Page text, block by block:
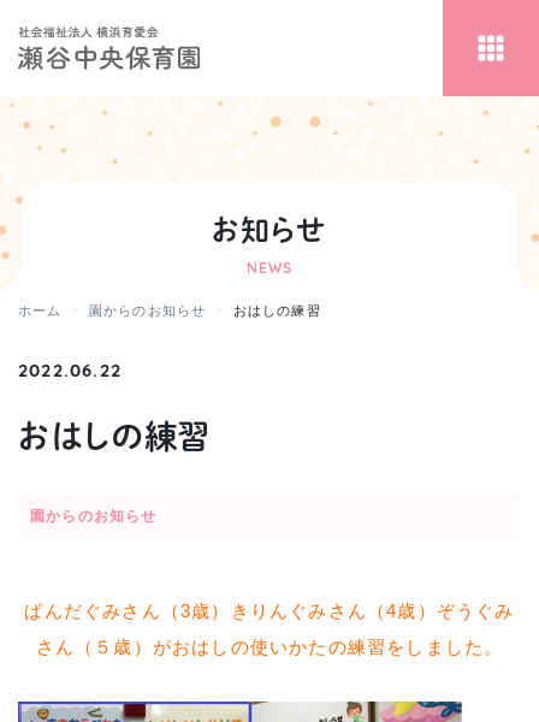
お知らせ
NEWS
ホーム 園からのお知らせ おはしの練習
2022.06.22
おはしの練習
園からのお知らせ
ぱんだぐみさん（3歳）きりんぐみさん（4歳）ぞうぐみ
さん（５歳）がおはしの使いかたの練習をしました。